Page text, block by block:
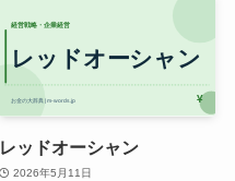
レッドオーシャン
2026年5月11日